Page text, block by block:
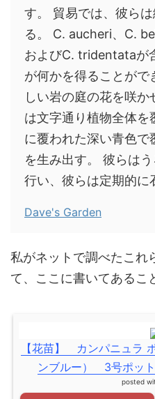
す。 貿易では、彼ら
る。 C. aucheri、C.
およびC. tridentataが
が何かを得ることがで
しい岩の庭の花を咲
は文字通り植物全体
に覆われた深い青色
を生み出す。 彼らは
行い、彼らは定期的に
Dave's Garden
私がネットで調べたこれ
て、ここに書いてあるこ
【花苗】 カンパニュラ
ンブルー） 3号ポッ
posted